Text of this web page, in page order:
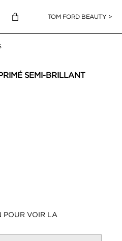
Connectez-vous à votre compte
TOM FORD BEAUTY >
SEMI-BRILLANT
POUR VOIR LA